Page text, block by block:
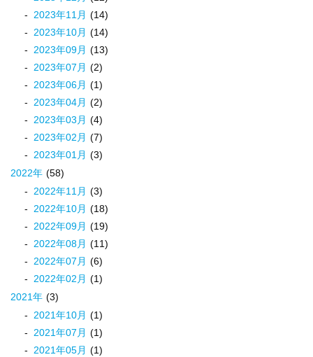
2023年11月 (14)
2023年10月 (14)
2023年09月 (13)
2023年07月 (2)
2023年06月 (1)
2023年04月 (2)
2023年03月 (4)
2023年02月 (7)
2023年01月 (3)
2022年 (58)
2022年11月 (3)
2022年10月 (18)
2022年09月 (19)
2022年08月 (11)
2022年07月 (6)
2022年02月 (1)
2021年 (3)
2021年10月 (1)
2021年07月 (1)
2021年05月 (1)